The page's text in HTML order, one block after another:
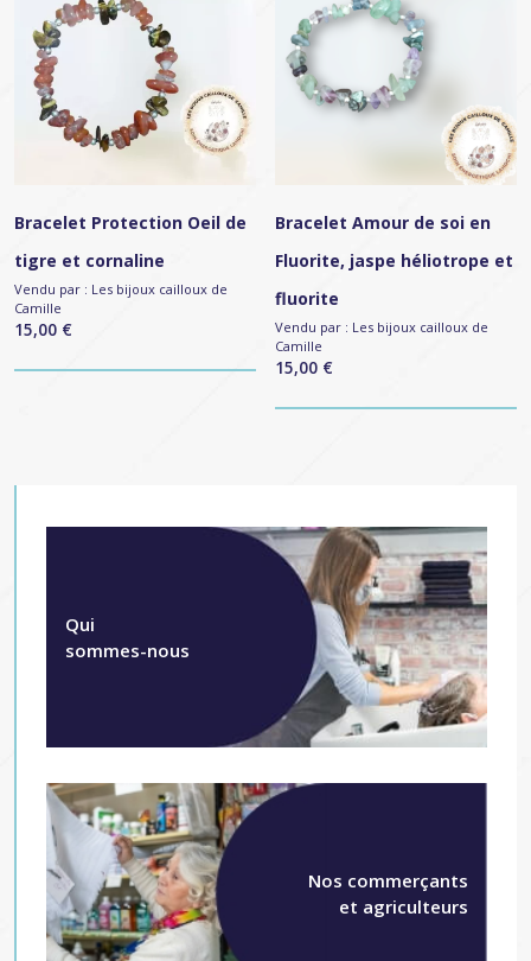
Qui
sommes-nous
Nos commerçants
et agriculteurs
Bracelet Protection Oeil de
tigre et cornaline
15,00 €
Vendu par : Les bijoux cailloux de
Camille
Bracelet Amour de soi en
Fluorite, jaspe héliotrope et
fluorite
15,00 €
Vendu par : Les bijoux cailloux de
Camille